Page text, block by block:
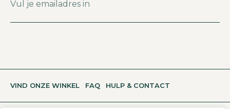
VIND ONZE WINKEL FAQ HULP & CONTACT